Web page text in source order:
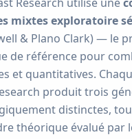
mixtes exploratoire
& Plano Clark) — le
de référence pour
et quantitatives.
produit trois
distinctes,
théorique évalué par